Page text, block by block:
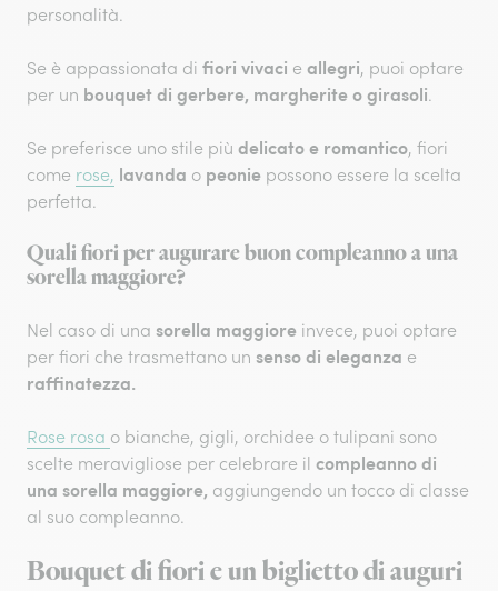
personalità.
Se è appassionata di fiori vivaci e allegri, puoi optare
per un bouquet di gerbere, margherite o girasoli.
Se preferisce uno stile più delicato e romantico, fiori
come rose, lavanda o peonie possono essere la scelta
perfetta.
Quali fiori per augurare buon compleanno a una
sorella maggiore?
Nel caso di una sorella maggiore invece, puoi optare
per fiori che trasmettano un senso di eleganza e
raffinatezza.
Rose rosa o bianche, gigli, orchidee o tulipani sono
scelte meravigliose per celebrare il compleanno di
una sorella maggiore, aggiungendo un tocco di classe
al suo compleanno.
Bouquet di fiori e un biglietto di auguri